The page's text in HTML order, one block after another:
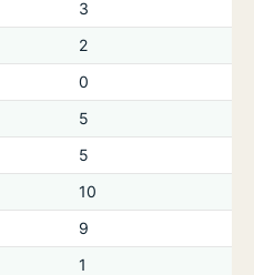
3
2
0
5
5
10
9
1